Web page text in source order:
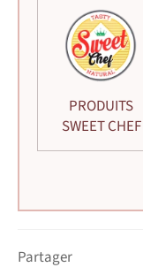
PRODUITS
SWEET CHEF
Partager